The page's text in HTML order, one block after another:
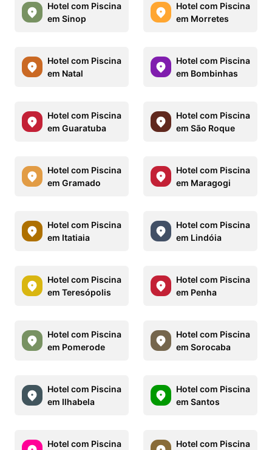
Hotel com Piscina
em Sinop
Hotel com Piscina
em Morretes
Hotel com Piscina
em Natal
Hotel com Piscina
em Bombinhas
Hotel com Piscina
em Guaratuba
Hotel com Piscina
em São Roque
Hotel com Piscina
em Gramado
Hotel com Piscina
em Maragogi
Hotel com Piscina
em Itatiaia
Hotel com Piscina
em Lindóia
Hotel com Piscina
em Teresópolis
Hotel com Piscina
em Penha
Hotel com Piscina
em Pomerode
Hotel com Piscina
em Sorocaba
Hotel com Piscina
em Ilhabela
Hotel com Piscina
em Santos
Hotel com Piscina
Hotel com Piscina